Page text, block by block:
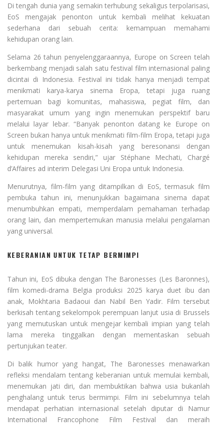
Di tengah dunia yang semakin terhubung sekaligus terpolarisasi,
EoS mengajak penonton untuk kembali melihat kekuatan
sederhana dari sebuah cerita: kemampuan memahami
kehidupan orang lain.
Selama 26 tahun penyelenggaraannya, Europe on Screen telah
berkembang menjadi salah satu festival film internasional paling
dicintai di Indonesia. Festival ini tidak hanya menjadi tempat
menikmati karya-karya sinema Eropa, tetapi juga ruang
pertemuan bagi komunitas, mahasiswa, pegiat film, dan
masyarakat umum yang ingin menemukan perspektif baru
melalui layar lebar. “Banyak penonton datang ke Europe on
Screen bukan hanya untuk menikmati film-film Eropa, tetapi juga
untuk menemukan kisah-kisah yang beresonansi dengan
kehidupan mereka sendiri,” ujar Stéphane Mechati, Chargé
d’Affaires ad interim Delegasi Uni Eropa untuk Indonesia.
Menurutnya, film-film yang ditampilkan di EoS, termasuk film
pembuka tahun ini, menunjukkan bagaimana sinema dapat
menumbuhkan empati, memperdalam pemahaman terhadap
orang lain, dan mempertemukan manusia melalui pengalaman
yang universal.
KEBERANIAN UNTUK TETAP BERMIMPI
Tahun ini, EoS dibuka dengan The Baronesses (Les Baronnes),
film komedi-drama Belgia produksi 2025 karya duet ibu dan
anak, Mokhtaria Badaoui dan Nabil Ben Yadir. Film tersebut
berkisah tentang sekelompok perempuan lanjut usia di Brussels
yang memutuskan untuk mengejar kembali impian yang telah
lama mereka tinggalkan dengan mementaskan sebuah
pertunjukan teater.
Di balik humor yang hangat, The Baronesses menawarkan
refleksi mendalam tentang keberanian untuk memulai kembali,
menemukan jati diri, dan membuktikan bahwa usia bukanlah
penghalang untuk terus bermimpi. Film ini sebelumnya telah
mendapat perhatian internasional setelah diputar di Namur
International Francophone Film Festival dan meraih